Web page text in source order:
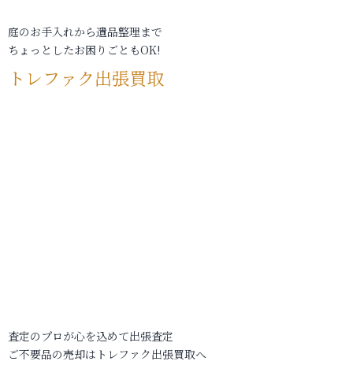
庭のお手入れから遺品整理まで
ちょっとしたお困りごともOK!
トレファク出張買取
査定のプロが心を込めて出張査定
ご不要品の売却はトレファク出張買取へ